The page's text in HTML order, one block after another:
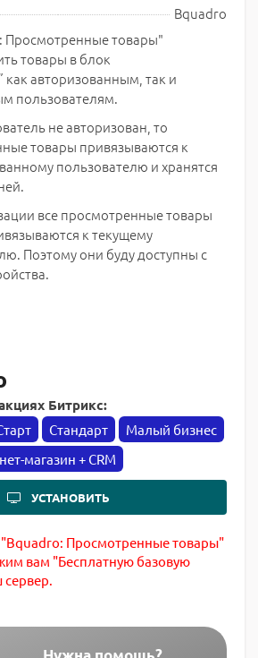
Bquadro
Просмотренные товары"
товары в блок
авторизованным, так и
пользователям.
не авторизован, то
товары привязываются к
пользователю и хранятся
все просмотренные товары
к текущему
Поэтому они буду доступны с
Битрикс:
Стандарт
Малый бизнес
магазин + CRM
УСТАНОВИТЬ
"Bquadro: Просмотренные товары"
вам "Бесплатную базовую
сервер.